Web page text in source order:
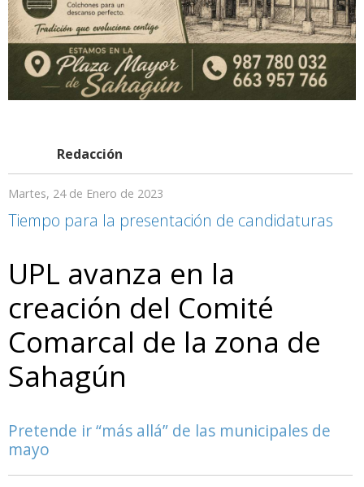
Redacción
Martes, 24 de Enero de 2023
Tiempo para la presentación de candidaturas
UPL avanza en la
creación del Comité
Comarcal de la zona de
Sahagún
Pretende ir “más allá” de las municipales de
mayo